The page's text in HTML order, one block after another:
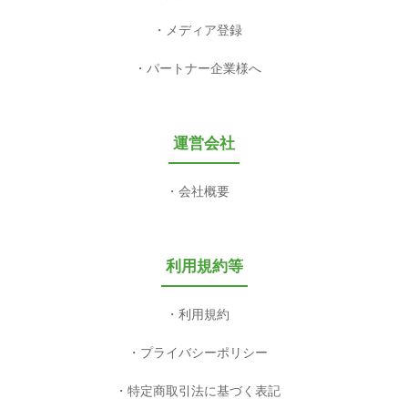
メディア登録
パートナー企業様へ
運営会社
会社概要
利用規約等
利用規約
プライバシーポリシー
特定商取引法に基づく表記